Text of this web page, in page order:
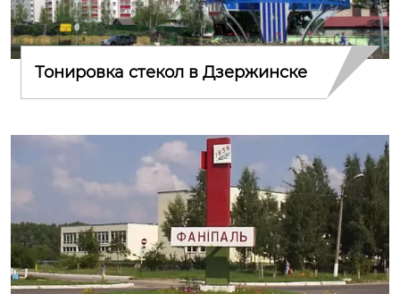
Тонировка стекол в Дзержинске